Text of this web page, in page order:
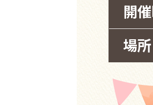
開
場所